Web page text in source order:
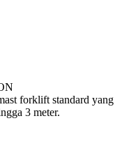
forklift standard yang
3 meter.